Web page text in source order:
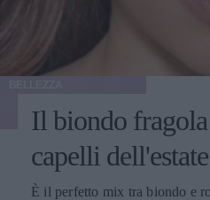
Il biondo
capelli
È il perfetto mix tra biondo e